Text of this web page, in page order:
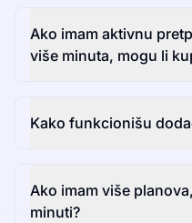
Ako imam aktivnu
više minuta, mogu li
Kako funkcionišu
Ako imam više
minuti?